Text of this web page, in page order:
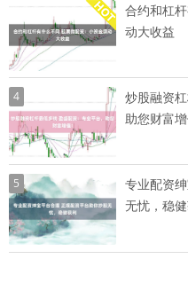
合约和杠
动大收益
4
炒股融资
助您财富增
5
专业配资
无忧，稳